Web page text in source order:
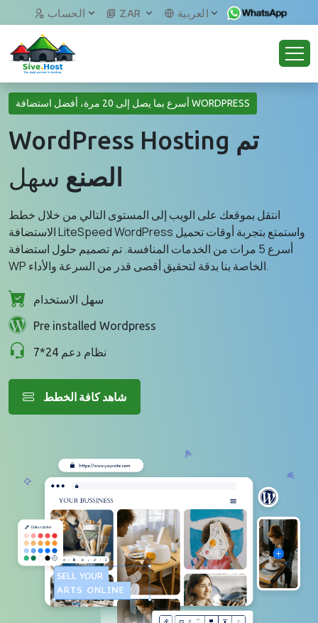
الحساب ZAR العربية
أسرع بما يصل إلى 20 مرة، أفضل استضافة WORDPRESS
WordPress Hosting تم
الصنع سهل
انتقل بموقعك على الويب إلى المستوى التالي من خلال خطط
الاستضافة LiteSpeed ​​WordPress واستمتع بتجربة أوقات تحميل
أسرع 5 مرات من الخدمات المنافسة. تم تصميم حلول استضافة
WP الخاصة بنا بدقة لتحقيق أقصى قدر من السرعة والأداء.
سهل الاستخدام
Pre installed Wordpress
نظام دعم 24*7
شاهد كافة الخطط